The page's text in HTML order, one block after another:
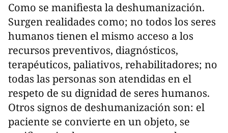
Como se manifiesta la deshumanización.
Surgen realidades como; no todos los seres
humanos tienen el mismo acceso a los
recursos preventivos, diagnósticos,
terapéuticos, paliativos, rehabilitadores; no
todas las personas son atendidas en el
respeto de su dignidad de seres humanos.
Otros signos de deshumanización son: el
paciente se convierte en un objeto, se